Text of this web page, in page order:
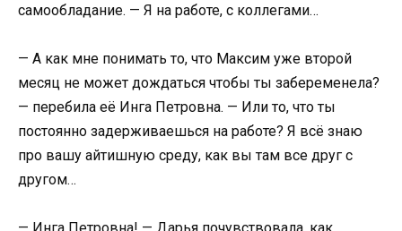
самообладание. — Я на работе, с коллегами…
— А как мне понимать то, что Максим уже второй
месяц не может дождаться чтобы ты забеременела?
— перебила её Инга Петровна. — Или то, что ты
постоянно задерживаешься на работе? Я всё знаю
про вашу айтишную среду, как вы там все друг с
другом…